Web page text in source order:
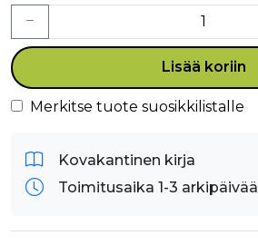
Lisää koriin
Merkitse tuote suosikkilistalle
Kovakantinen kirja
Toimitusaika 1-3 arkipäivää